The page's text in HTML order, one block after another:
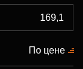
По цене